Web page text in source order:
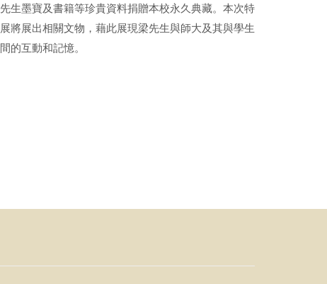
先生墨寶及書籍等珍貴資料捐贈本校永久典藏。本次特
展將展出相關文物，藉此展現梁先生與師大及其與學生
間的互動和記憶。